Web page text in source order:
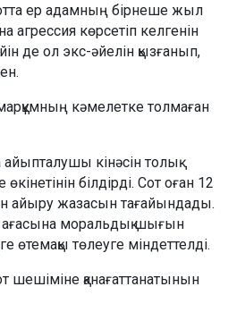
ер адамның бірнеше жыл
көрсетіп келгенін
де ол экс-әйелін қызғанып,
кәмелетке толмаған
кінәсін толық
білдірді. Сот оған 12
айыру жазасын тағайындады.
ағасына моральдық шығын
өтемақы төлеуге міндеттелді.
шешіміне қанағаттанатынын